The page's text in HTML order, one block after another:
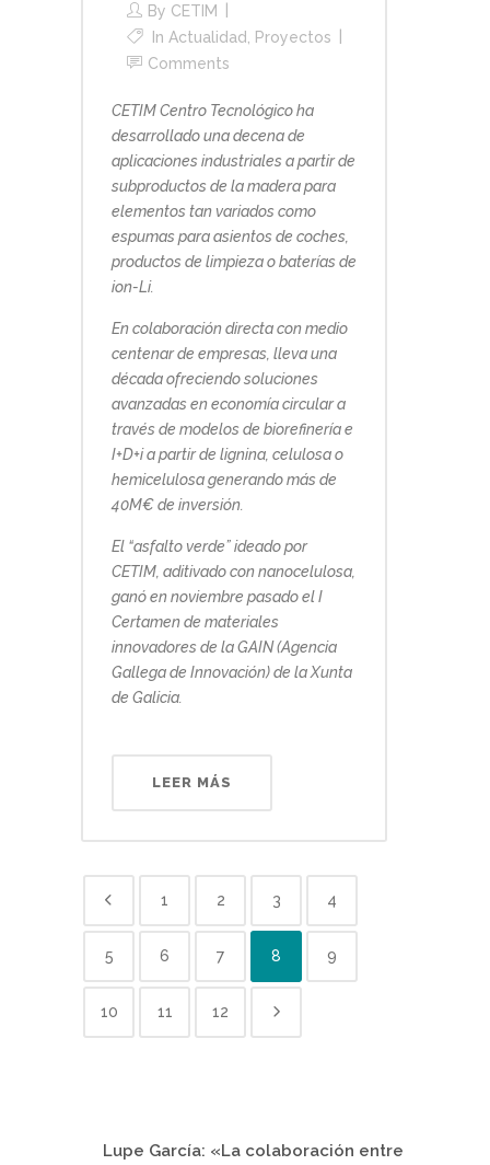
By CETIM
In Actualidad
Proyectos
Comments
CETIM Centro Tecnológico ha
desarrollado una decena de
aplicaciones industriales a partir de
subproductos de la madera para
elementos tan variados como
espumas para asientos de coches,
productos de limpieza o baterías de
ion-Li.
En colaboración directa con medio
centenar de empresas, lleva una
década ofreciendo soluciones
avanzadas en economía circular a
través de modelos de biorefinería e
I+D+i a partir de lignina, celulosa o
hemicelulosa generando más de
40M€ de inversión.
El “asfalto verde” ideado por
CETIM, aditivado con nanocelulosa,
ganó en noviembre pasado el I
Certamen de materiales
innovadores de la GAIN (Agencia
Gallega de Innovación) de la Xunta
de Galicia.
LEER MÁS
1 2 3 4
5 6 7 8 9
10 11 12
Lupe García: «La colaboración entre